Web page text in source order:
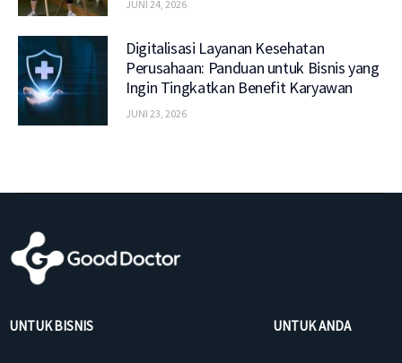
JUNI 24, 2026
Digitalisasi Layanan Kesehatan
Perusahaan: Panduan untuk Bisnis yang
Ingin Tingkatkan Benefit Karyawan
JUNI 23, 2026
UNTUK BISNIS UNTUK ANDA